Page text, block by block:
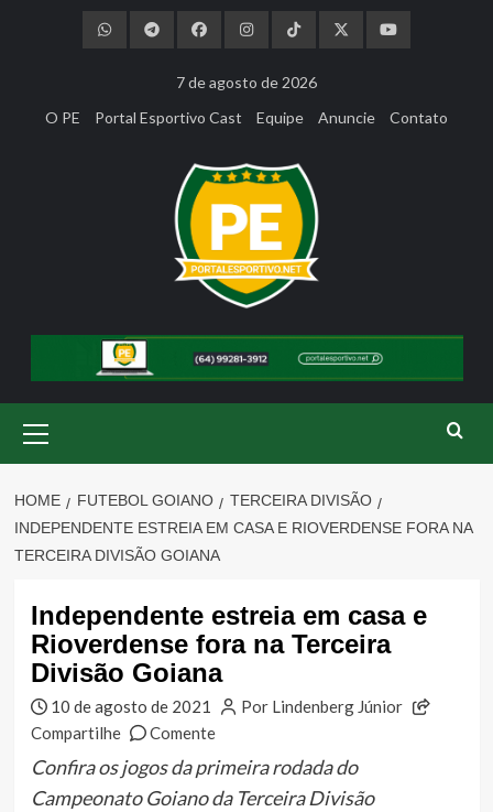
7 de agosto de 2026
O PE
Portal Esportivo Cast Equipe Anuncie Contato
Menu
HOME FUTEBOL GOIANO
TERCEIRA DIVISÃO
INDEPENDENTE ESTREIA EM CASA E RIOVERDENSE FORA NA
TERCEIRA DIVISÃO GOIANA
Independente estreia em casa e
Rioverdense fora na Terceira
Divisão Goiana
10 de agosto de 2021
Por Lindenberg Júnior
Compartilhe
Comente
Confira os jogos da primeira rodada do
Campeonato Goiano da Terceira Divisão